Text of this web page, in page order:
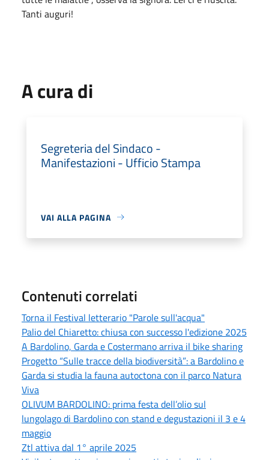
Tanti auguri!
A cura di
Segreteria del Sindaco -
Manifestazioni - Ufficio Stampa
VAI ALLA PAGINA
Contenuti correlati
Torna il Festival letterario "Parole sull'acqua"
Palio del Chiaretto: chiusa con successo l'edizione 2025
A Bardolino, Garda e Costermano arriva il bike sharing
Progetto “Sulle tracce della biodiversità”: a Bardolino e
Garda si studia la fauna autoctona con il parco Natura
Viva
OLIVUM BARDOLINO: prima festa dell’olio sul
lungolago di Bardolino con stand e degustazioni il 3 e 4
maggio
Ztl attiva dal 1° aprile 2025